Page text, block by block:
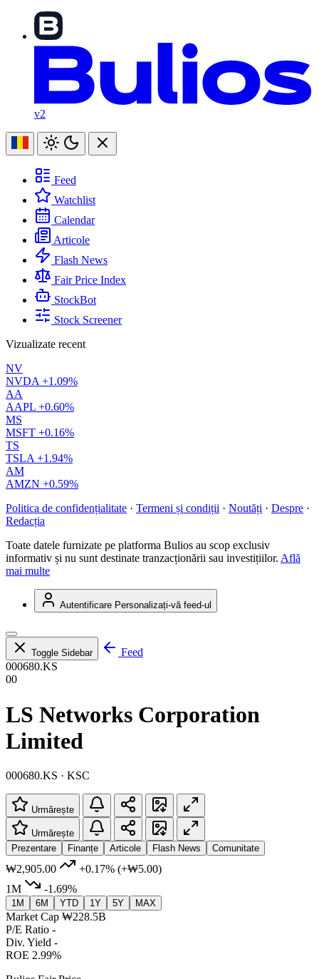
v2
Feed
Watchlist
Calendar
Articole
Flash News
Fair Price Index
StockBot
Stock Screener
Vizualizate recent
NV
NVDA +1.09%
AA
AAPL +0.60%
MS
MSFT +0.16%
TS
TSLA +1.94%
AM
AMZN +0.59%
Politica de confidențialitate · Termeni și condiții · Noutăți · Despre ·
Redacția
Toate datele furnizate pe platforma Bulios au scop exclusiv
informativ și nu sunt destinate tranzacționării sau investițiilor. Află
mai multe
Autentificare Personalizați-vă feed-ul
Toggle Sidebar
Feed
000680.KS
00
LS Networks Corporation
Limited
000680.KS · KSC
Urmărește
Urmărește
Prezentare
Finanțe Articole Flash News Comunitate
₩2,905.00 +0.17% (+₩5.00)
1M
-1.69%
1M 6M YTD 1Y 5Y MAX
Market Cap ₩228.5B
P/E Ratio -
Div. Yield -
ROE 2.99%